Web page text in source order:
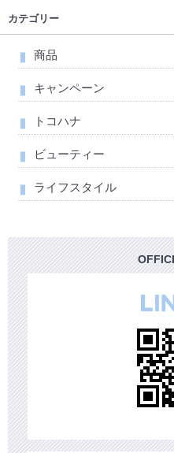
カテゴリー
商品
キャンペーン
トコハナ
ビューティー
ライフスタイル